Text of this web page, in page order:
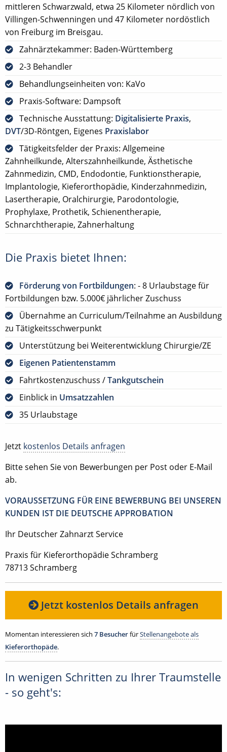
mittleren Schwarzwald, etwa 25 Kilometer nördlich von
Villingen-Schwenningen und 47 Kilometer nordöstlich
von Freiburg im Breisgau.
Zahnärztekammer: Baden-Württemberg
2-3 Behandler
Behandlungseinheiten von: KaVo
Praxis-Software: Dampsoft
Technische Ausstattung: Digitalisierte Praxis,
DVT/3D-Röntgen, Eigenes Praxislabor
Tätigkeitsfelder der Praxis: Allgemeine
Zahnheilkunde, Alterszahnheilkunde, Ästhetische
Zahnmedizin, CMD, Endodontie, Funktionstherapie,
Implantologie, Kieferorthopädie, Kinderzahnmedizin,
Lasertherapie, Oralchirurgie, Parodontologie,
Prophylaxe, Prothetik, Schienentherapie,
Schnarchtherapie, Zahnerhaltung
Die Praxis bietet Ihnen:
Förderung von Fortbildungen: - 8 Urlaubstage für
Fortbildungen bzw. 5.000€ jährlicher Zuschuss
Übernahme an Curriculum/Teilnahme an Ausbildung
zu Tätigkeitsschwerpunkt
Unterstützung bei Weiterentwicklung Chirurgie/ZE
Eigenen Patientenstamm
Fahrtkostenzuschuss /Tankgutschein
Einblick in Umsatzzahlen
35 Urlaubstage
Jetzt kostenlos Details anfragen
Bitte sehen Sie von Bewerbungen per Post oder E-Mail
ab.
VORAUSSETZUNG FÜR EINE BEWERBUNG BEI UNSEREN
KUNDEN IST DIE DEUTSCHE APPROBATION
Ihr Deutscher Zahnarzt Service
Praxis für Kieferorthopädie Schramberg
78713 Schramberg
Jetzt kostenlos Details anfragen
Momentan interessieren sich 7 BesucherfürStellenangebote als
Kieferorthopäde.
In wenigen Schritten zu Ihrer Traumstelle
- so geht's: